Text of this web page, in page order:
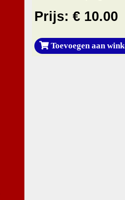
Prijs: € 10.00
Toevoegen aan